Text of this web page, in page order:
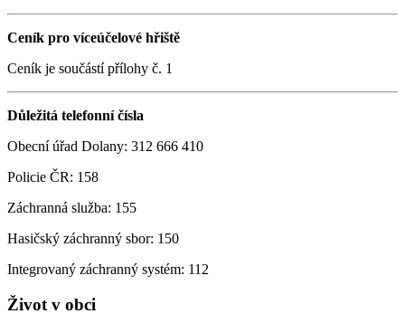
Ceník pro víceúčelové hřiště
Ceník je součástí přílohy č. 1
Důležitá telefonní čísla
Obecní úřad Dolany: 312 666 410
Policie ČR: 158
Záchranná služba: 155
Hasičský záchranný sbor: 150
Integrovaný záchranný systém: 112
Život v obci